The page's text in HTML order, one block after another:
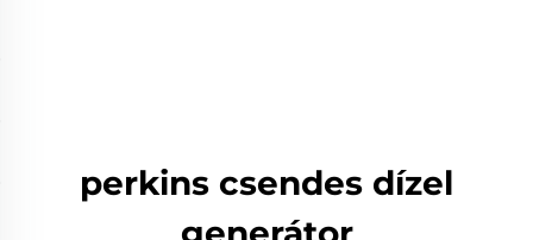
perkins csendes dízel